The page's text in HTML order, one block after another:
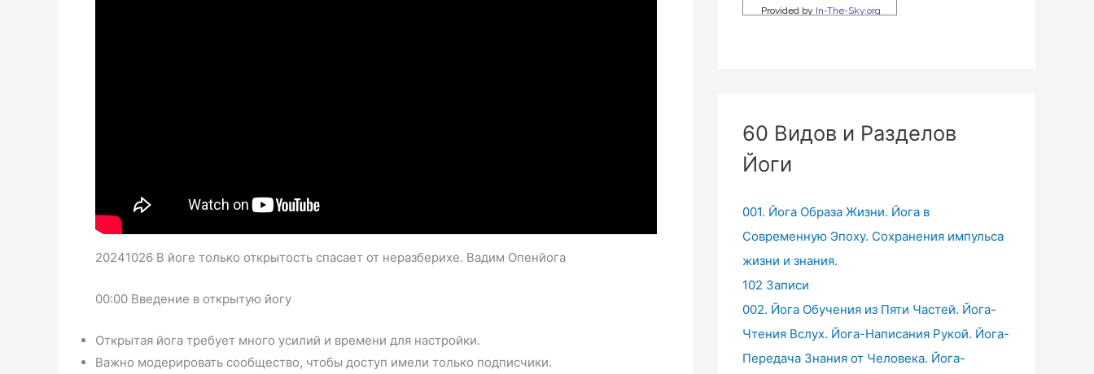
20241026 В йоге только открытость спасает от неразберихе. Вадим Опенйога
00:00 Введение в открытую йогу
Открытая йога требует много усилий и времени для настройки.
Важно модерировать сообщество, чтобы доступ имели только подписчики.
60 Видов и Разделов
Йоги
001. Йога Образа Жизни. Йога в
Современную Эпоху. Сохранения импульса
жизни и знания.
102 Записи
002. Йога Обучения из Пяти Частей. Йога-
Чтения Вслух. Йога-Написания Рукой. Йога-
Передача Знания от Человека. Йога-